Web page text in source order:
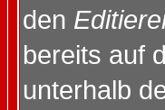
den
bereits auf
unterhalb